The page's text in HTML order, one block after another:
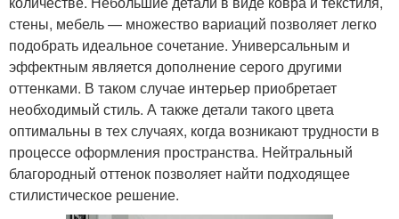
стены, мебель — множество вариаций позволяет легко
подобрать идеальное сочетание. Универсальным и
эффектным является дополнение серого другими
оттенками. В таком случае интерьер приобретает
необходимый стиль. А также детали такого цвета
оптимальны в тех случаях, когда возникают трудности в
процессе оформления пространства. Нейтральный
благородный оттенок позволяет найти подходящее
стилистическое решение.